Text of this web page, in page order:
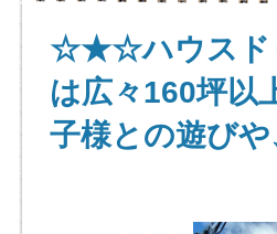
☆★☆ハウスド
は広々160坪以
子様との遊び